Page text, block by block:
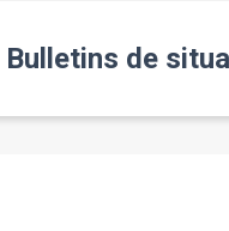
Bulletins de